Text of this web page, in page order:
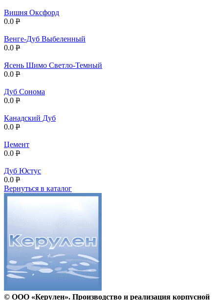
Вишня Оксфорд
0.0 P
Венге-Дуб Выбеленный
0.0 P
Ясень Шимо Светло-Темный
0.0 P
Дуб Сонома
0.0 P
Канадский Дуб
0.0 P
Цемент
0.0 P
Дуб Юстус
0.0 P
Вернуться в каталог
© ООО «Керулен». Производство и реализация корпусной